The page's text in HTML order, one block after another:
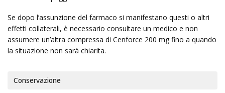
Se dopo l’assunzione del farmaco si manifestano questi o altri
effetti collaterali, è necessario consultare un medico e non
assumere un’altra compressa di Cenforce 200 mg fino a quando
la situazione non sarà chiarita.
Conservazione